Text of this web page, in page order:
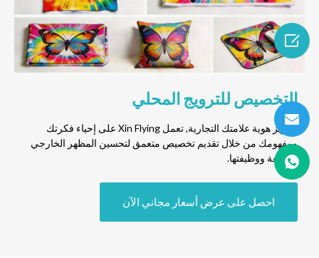
التخصيص للترويج المحلي
لتعزيز هوية علامتك التجارية, تعمل Xin Flying على إحياء فكرتك
ومفهومك من خلال تقديم تخصيص متعمق لتحسين المظهر الخارجي
للطابعة ووظيفتها.
احصل على عرض أسعار مجاني الآن
